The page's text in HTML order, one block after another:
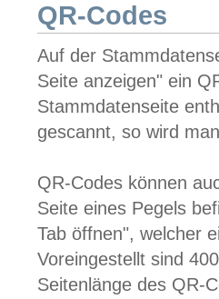
QR-Codes
Auf der
Seite anzeigen" ein
Stammdatenseite
gescannt, so wird
QR-Codes können
Seite eines Pegels
Tab öffnen", welcher
Voreingestellt sind
Seitenlänge des QR-